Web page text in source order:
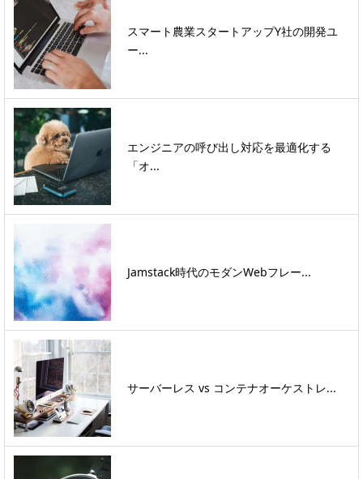
スマート農業スタートアップY社の開発ユ
ー...
エンジニアの呼び出し対応を最適化する
「オ...
Jamstack時代のモダンWebフレー...
サーバーレス vs コンテナオーケストレ...